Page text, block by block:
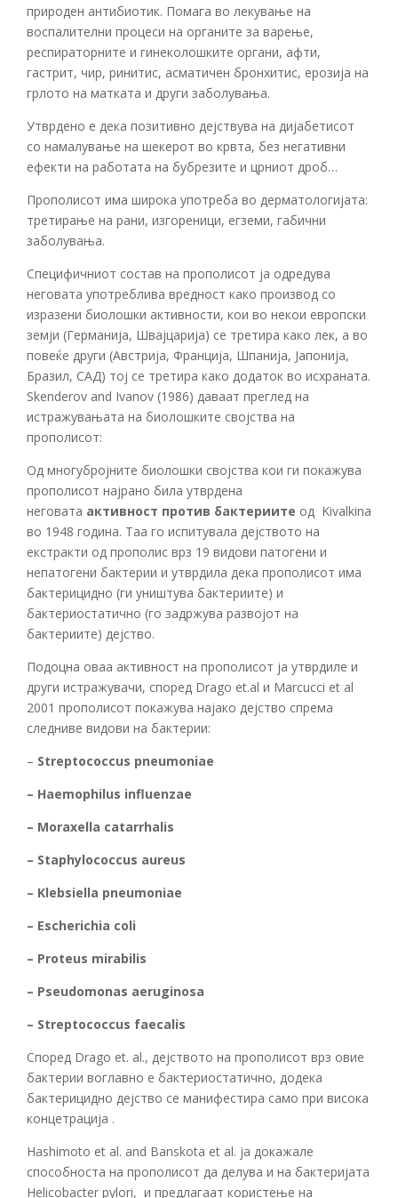
природен антибиотик. Помага во лекување на
воспалителни процеси на органите за варење,
респираторните и гинеколошките органи, афти,
гастрит, чир, ринитис, асматичен бронхитис, ерозија на
грлото на матката и други заболувања.
Утврдено е дека позитивно дејствува на дијабетисот
со намалување на шекерот во крвта, без негативни
ефекти на работата на бубрезите и црниот дроб…
Прополисот има широка употреба во дерматологијата:
третирање на рани, изгореници, егземи, габични
заболувања.
Специфичниот состав на прополисот ја одредува
неговата употреблива вредност како производ со
изразени биолошки активности, кои во некои европски
земји (Германија, Швајцарија) се третира како лек, а во
повеќе други (Австрија, Франција, Шпанија, Јапонија,
Бразил, САД) тој се третира како додаток во исхраната.
Skenderov and Ivanov (1986) даваат преглед на
истражувањата на биолошките својства на
прополисот:
Од многубројните биолошки својства кои ги покажува
прополисот најрано била утврдена
неговата активност против бактериите од Kivalkina
во 1948 година. Таа го испитувала дејството на
екстракти од прополис врз 19 видови патогени и
непатогени бактерии и утврдила дека прополисот има
бактерицидно (ги уништува бактериите) и
бактериостатично (го задржува развојот на
бактериите) дејство.
Подоцна оваа активност на прополисот ја утврдиле и
други истражувачи, според Drago et.al и Marcucci et al
2001 прополисот покажува најако дејство спрема
следниве видови на бактерии:
– Streptococcus pneumoniae
– Haemophilus influenzae
– Moraxella catarrhalis
– Staphylococcus aureus
– Klebsiella pneumoniae
– Escherichia coli
– Proteus mirabilis
– Pseudomonas aeruginosa
– Streptococcus faecalis
Според Drago et. al., дејството на прополисот врз овие
бактерии воглавно е бактериостатично, додека
бактерицидно дејство се манифестира само при висока
концетрација .
Hashimoto et al. and Banskota et al. ја докажале
способноста на прополисот да делува и на бактеријата
Helicobacter pylori, и предлагаат користење на